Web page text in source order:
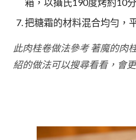
把糖霜的材料混合均勻，
此肉桂卷做法參考 著魔的肉
紹的做法可以搜尋看看，會